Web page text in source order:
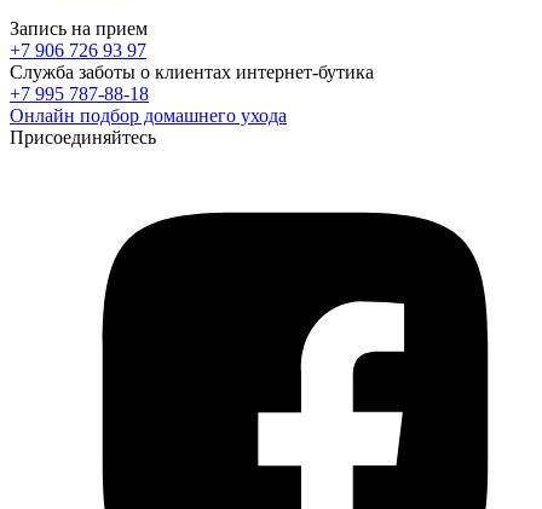
Запись на прием
+7 906 726 93 97
Служба заботы о клиентах интернет-бутика
+7 995 787-88-18
Онлайн подбор домашнего ухода
Присоединяйтесь